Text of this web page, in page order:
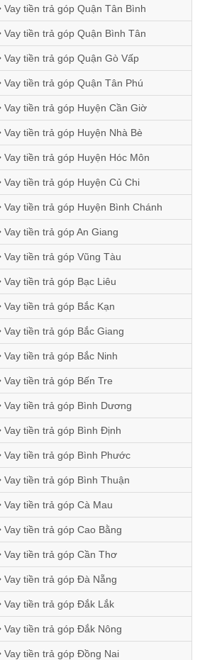
Vay tiền trả góp Quận Tân Bình
Vay tiền trả góp Quận Bình Tân
Vay tiền trả góp Quận Gò Vấp
Vay tiền trả góp Quận Tân Phú
Vay tiền trả góp Huyện Cần Giờ
Vay tiền trả góp Huyện Nhà Bè
Vay tiền trả góp Huyện Hóc Môn
Vay tiền trả góp Huyện Củ Chi
Vay tiền trả góp Huyện Bình Chánh
Vay tiền trả góp An Giang
Vay tiền trả góp Vũng Tàu
Vay tiền trả góp Bạc Liêu
Vay tiền trả góp Bắc Kạn
Vay tiền trả góp Bắc Giang
Vay tiền trả góp Bắc Ninh
Vay tiền trả góp Bến Tre
Vay tiền trả góp Bình Dương
Vay tiền trả góp Bình Định
Vay tiền trả góp Bình Phước
Vay tiền trả góp Bình Thuận
Vay tiền trả góp Cà Mau
Vay tiền trả góp Cao Bằng
Vay tiền trả góp Cần Thơ
Vay tiền trả góp Đà Nẵng
Vay tiền trả góp Đắk Lắk
Vay tiền trả góp Đắk Nông
Vay tiền trả góp Đồng Nai